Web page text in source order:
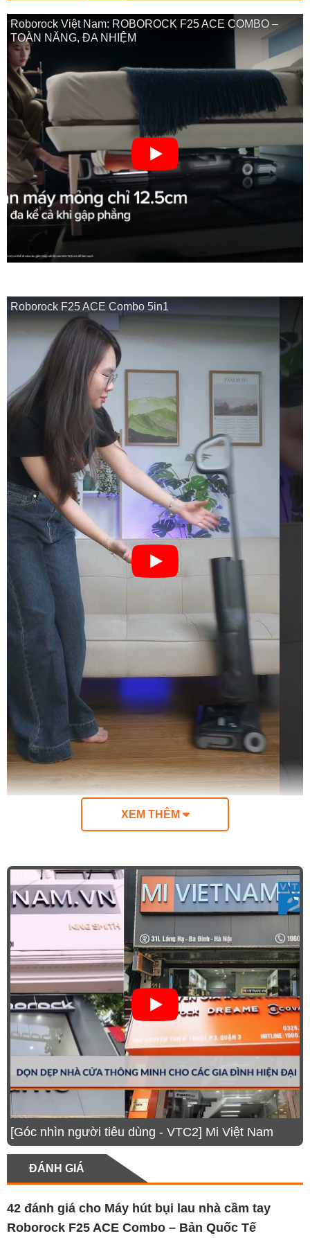
Roborock Việt Nam: ROBOROCK F25 ACE COMBO –
TOÀN NĂNG, ĐA NHIỆM
Roborock F25 ACE Combo 5in1
combo 5 trong 1 linh hoạt. Nhờ khả năng thay đổi
đầu hút một cách dễ dàng, sản phẩm có thể biến đổi
thành máy hút bụi lau sàn mạnh mẽ, máy hút bụi
giường đệm chuyên dụng hay máy hút bụi cầm tay
với nhiều biến thể khác nhau, đáp ứng mọi nhu cầu
vệ sinh trong gia đình. Lực hút mạnh mẽ lên đến
20.000Pa cùng công nghệ bánh xe AI xoay 70° giúp
di chuyển mượt mà trên nhiều bề mặt, tối ưu hiệu
quả làm sạch. Ngoài ra, hệ thống lọc lốc xoáy đa
tầng loại bỏ đến 99,99% bụi mịn, kết hợp với tính
năng giặt giẻ bằng nước nóng 90°C giúp khử khuẩn
hiệu quả, mang lại không gian sống trong lành và tiện
nghi.
XEM THÊM
[Góc nhìn người tiêu dùng - VTC2] Mi Việt Nam
ĐÁNH GIÁ
42 đánh giá cho Máy hút bụi lau nhà cầm tay
Roborock F25 ACE Combo – Bản Quốc Tế